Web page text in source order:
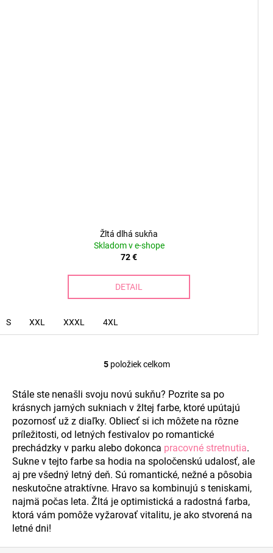
Žltá dlhá sukňa
Skladom v e-shope
72 €
DETAIL
S XXL XXXL 4XL
O
l
á
d
a
c
i
e
p
r
v
y
5položiek celkom
Stále ste nenašli svoju novú sukňu? Pozrite sa po
krásnych jarných sukniach v žltej farbe, ktoré upútajú
pozornosť už z diaľky. Obliecť si ich môžete na rôzne
príležitosti, od letných festivalov po romantické
prechádzky v parku alebo dokonca pracovné stretnutia.
Sukne v tejto farbe sa hodia na spoločenskú udalosť, ale
aj pre všedný letný deň. Sú romantické, nežné a pôsobia
neskutočne atraktívne. Hravo sa kombinujú s teniskami,
najmä počas leta. Žltá je optimistická a radostná farba,
ktorá vám pomôže vyžarovať vitalitu, je ako stvorená na
letné dni!